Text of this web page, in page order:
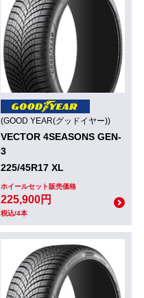
(GOOD YEAR(グッドイヤー))
VECTOR 4SEASONS GEN-
3
225/45R17 XL
ホイールセット販売価格
225,900円
税込/4本